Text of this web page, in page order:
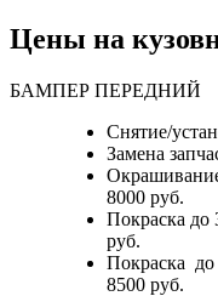
Цены на
БАМПЕР ПЕРЕДНИЙ
Снятие/
Замена
8000 руб.
Покраска до
руб.
Покраска до
8500 руб.